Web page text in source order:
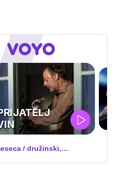
VOYO: sreda ob 20.30